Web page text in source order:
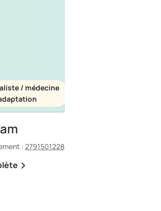
/ médecine
: 2791501228